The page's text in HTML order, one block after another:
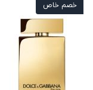
خصم خاص